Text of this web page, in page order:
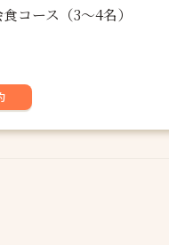
コース（3〜4名）